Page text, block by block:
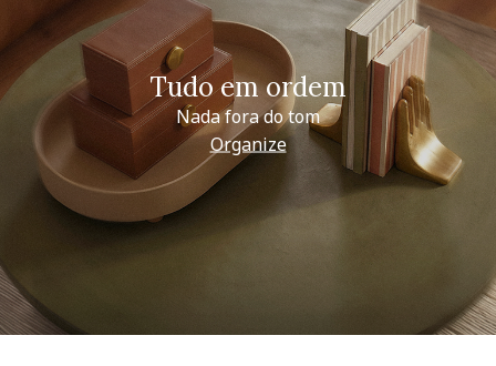
Tudo em ordem
Nada fora do tom
Organize